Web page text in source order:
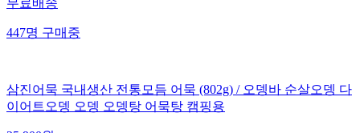
무료배송
447명구매중
삼진어묵 국내생산 전통모듬 어묵 (802g) / 오뎅바 순살오뎅 다
이어트오뎅 오뎅 오뎅탕 어묵탕 캠핑용